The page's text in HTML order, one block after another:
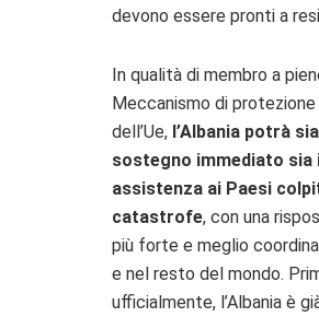
devono essere pronti a
In qualità di membro a
Meccanismo di
dell’Ue, l’Albania potrà
sostegno immediato sia
assistenza ai Paesi
catastrofe, con una
più forte e meglio
e nel resto del mondo.
ufficialmente, l’Albania è